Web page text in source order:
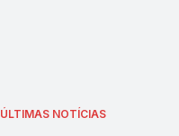
ÚLTIMAS NOTÍCIAS